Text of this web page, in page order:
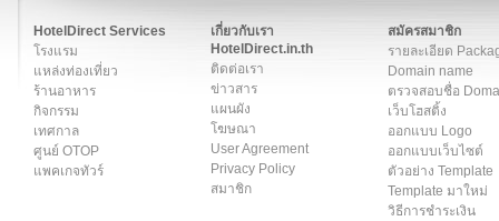
HotelDirect Services
โรงแรม
แหล่งท่องเที่ยว
ร้านอาหาร
กิจกรรม
เทศกาล
ศูนย์ OTOP
แพคเกจทัวร์
เกี่ยวกับเรา
HotelDirect.in.th
ติดต่อเรา
ข่าวสาร
แผนผัง
โฆษณา
User Agreement
Privacy Policy
สมาชิก
สมัครสมาชิก
รายละเอียด
Domain name
ตรวจสอบชื่อ
เว็บโฮสติ้ง
ออกแบบ Logo
ออกแบบเว็บไซต์
ตัวอย่าง Template
Template มาใหม่
วิธีการชำระเงิน